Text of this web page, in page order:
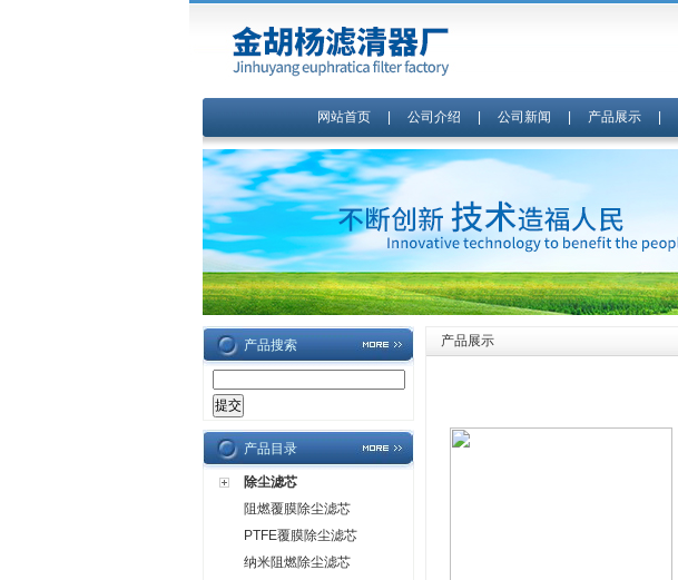
网站首页| 公司介绍 公司新闻 产品展示|
产品搜索
产品目录
除尘滤芯
阻燃覆膜除尘滤芯
PTFE覆膜除尘滤芯
纳米阻燃除尘滤芯
产品展示